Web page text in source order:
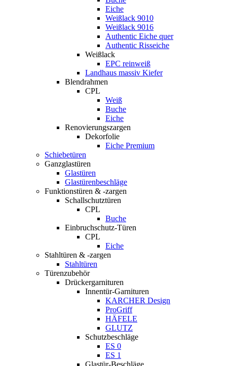
Eiche
Weißlack 9010
Weißlack 9016
Authentic Eiche quer
Authentic Risseiche
Weißlack
EPC reinweiß
Landhaus massiv Kiefer
Blendrahmen
CPL
Weiß
Buche
Eiche
Renovierungszargen
Dekorfolie
Eiche Premium
Schiebetüren
Ganzglastüren
Glastüren
Glastürenbeschläge
Funktionstüren & -zargen
Schallschutztüren
CPL
Buche
Einbruchschutz-Türen
CPL
Eiche
Stahltüren & -zargen
Stahltüren
Türenzubehör
Drückergarnituren
Innentür-Garnituren
KARCHER Design
ProGriff
HÄFELE
GLUTZ
Schutzbeschläge
ES 0
ES 1
Glastür-Beschläge